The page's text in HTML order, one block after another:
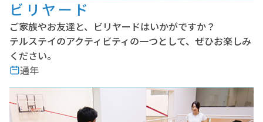
ビリヤード
ご家族やお友達と、ビリヤードはいかがですか？
テルステイのアクティビティの一つとして、ぜひお楽しみ
ください。
通年